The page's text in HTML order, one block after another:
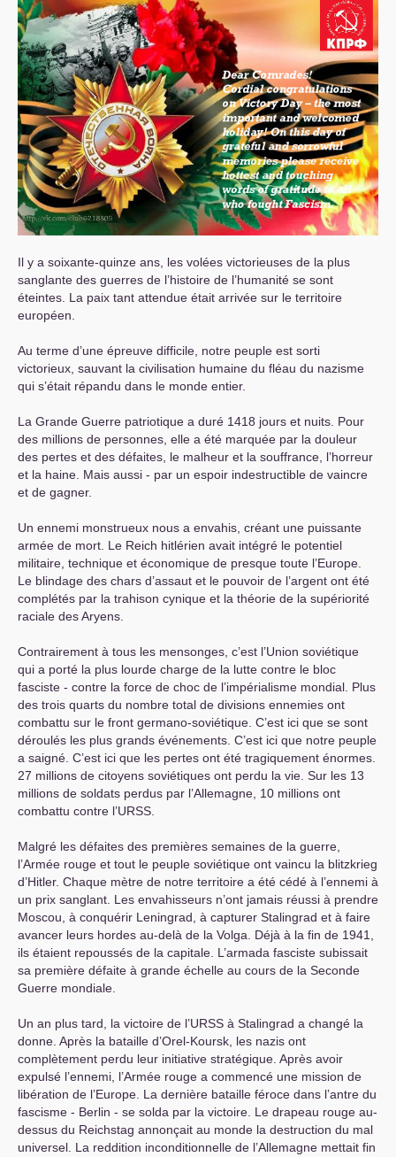
Il y a soixante-quinze ans, les volées victorieuses de la plus
sanglante des guerres de l’histoire de l’humanité se sont
éteintes. La paix tant attendue était arrivée sur le territoire
européen.
Au terme d’une épreuve difficile, notre peuple est sorti
victorieux, sauvant la civilisation humaine du fléau du nazisme
qui s’était répandu dans le monde entier.
La Grande Guerre patriotique a duré 1418 jours et nuits. Pour
des millions de personnes, elle a été marquée par la douleur
des pertes et des défaites, le malheur et la souffrance, l’horreur
et la haine. Mais aussi - par un espoir indestructible de vaincre
et de gagner.
Un ennemi monstrueux nous a envahis, créant une puissante
armée de mort. Le Reich hitlérien avait intégré le potentiel
militaire, technique et économique de presque toute l’Europe.
Le blindage des chars d’assaut et le pouvoir de l’argent ont été
complétés par la trahison cynique et la théorie de la supériorité
raciale des Aryens.
Contrairement à tous les mensonges, c’est l’Union soviétique
qui a porté la plus lourde charge de la lutte contre le bloc
fasciste - contre la force de choc de l’impérialisme mondial. Plus
des trois quarts du nombre total de divisions ennemies ont
combattu sur le front germano-soviétique. C’est ici que se sont
déroulés les plus grands événements. C’est ici que notre peuple
a saigné. C’est ici que les pertes ont été tragiquement énormes.
27 millions de citoyens soviétiques ont perdu la vie. Sur les 13
millions de soldats perdus par l’Allemagne, 10 millions ont
combattu contre l’URSS.
Malgré les défaites des premières semaines de la guerre,
l’Armée rouge et tout le peuple soviétique ont vaincu la blitzkrieg
d’Hitler. Chaque mètre de notre territoire a été cédé à l’ennemi à
un prix sanglant. Les envahisseurs n’ont jamais réussi à prendre
Moscou, à conquérir Leningrad, à capturer Stalingrad et à faire
avancer leurs hordes au-delà de la Volga. Déjà à la fin de 1941,
ils étaient repoussés de la capitale. L’armada fasciste subissait
sa première défaite à grande échelle au cours de la Seconde
Guerre mondiale.
Un an plus tard, la victoire de l’URSS à Stalingrad a changé la
donne. Après la bataille d’Orel-Koursk, les nazis ont
complètement perdu leur initiative stratégique. Après avoir
expulsé l’ennemi, l’Armée rouge a commencé une mission de
libération de l’Europe. La dernière bataille féroce dans l’antre du
fascisme - Berlin - se solda par la victoire. Le drapeau rouge au-
dessus du Reichstag annonçait au monde la destruction du mal
universel. La reddition inconditionnelle de l’Allemagne mettait fin